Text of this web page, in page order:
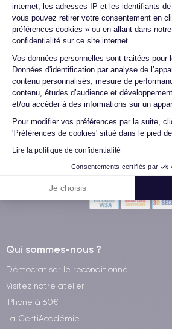
internet, les adresses IP et les identifiants
vous pouvez retirer votre consentement en
préférences cookies » ou en allant dans
confidentialité sur ce site internet.
Vos données personnelles sont traitées pour
Données d'identification par analyse de
contenu personnalisés, mesure de
contenu, études d’audience et
et/ou accéder à des informations sur un
Pour modifier vos préférences par la suite,
'Préférences de cookies' situé dans le pied de
Lire la politique de confidentialité
Consentements certifiés par
Je choisis
Axeptio consent
iPhone 13 fiche technique -
12 vs iPhone 13
Méthodes de
Livraison avec
Qui sommes-nous ?
Démocratiser le reconditionné
Visitez notre atelier
iPhone à 60€
La CertiAcadémie